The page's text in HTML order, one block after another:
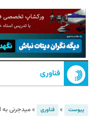
فناوری
پیوست » فناوری »میدجرنی به